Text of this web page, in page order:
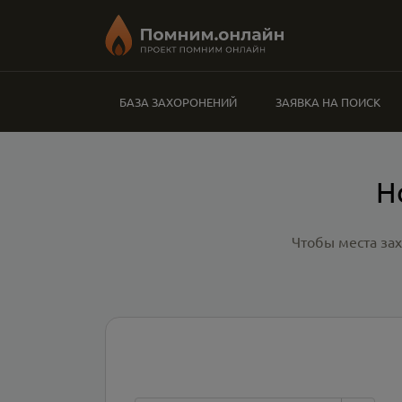
БАЗА ЗАХОРОНЕНИЙ ЗАЯВКА НА ПОИСК
Чтобы места